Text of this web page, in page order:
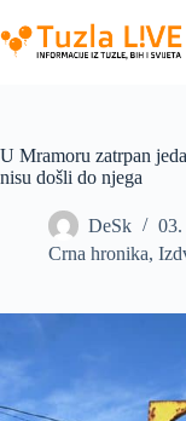
to
content
U Mramoru zatrpan
nisu došli do njega
DeSk
03.
Crna hronika,